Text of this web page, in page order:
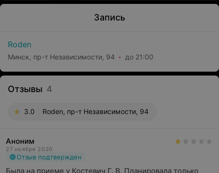
Запись
Roden
Минск, пр-т Независимости, 94 до 21:00
Отзывы 4
3.0 Roden, пр-т Независимости, 94
Аноним
27 ноября 2020
Отзыв подтвержден
Была на приеме у Костевич Г. В. Планировала только